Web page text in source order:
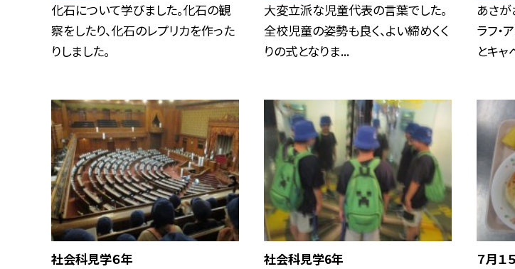
化石について学びました。化石の観
察をしたり、化石のレプリカを作った
りしました。
大変立派な児童代表の言葉でした。
全校児童の姿勢も良く、よい締めくく
りの式となりま...
あさが
ラフ・
とキャ
社会科見学６年 社会科見学6年 ７月１